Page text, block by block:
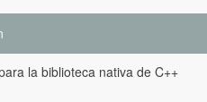
la biblioteca nativa de C++